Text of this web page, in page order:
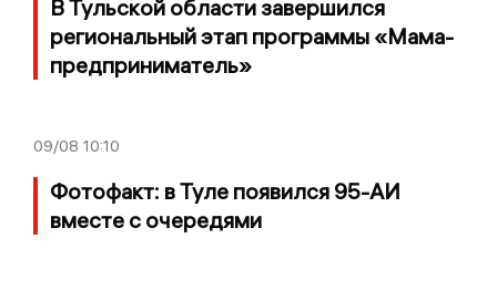
В Тульской области завершился
региональный этап программы «Мама-
предприниматель»
09/08 10:10
Фотофакт: в Туле появился 95-АИ
вместе с очередями